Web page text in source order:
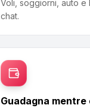
Voli, soggiorni, auto e
chat.
Guadagna